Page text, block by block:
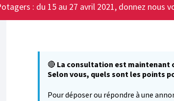
: du 15 au 27 avril 2021, donnez nous
🔴 La consultation est maintenant
Selon vous, quels sont les points
Pour déposer ou répondre à une